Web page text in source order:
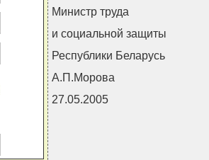
Министр труда
и социальной защиты
Республики Беларусь
А.П.Морова
27.05.2005